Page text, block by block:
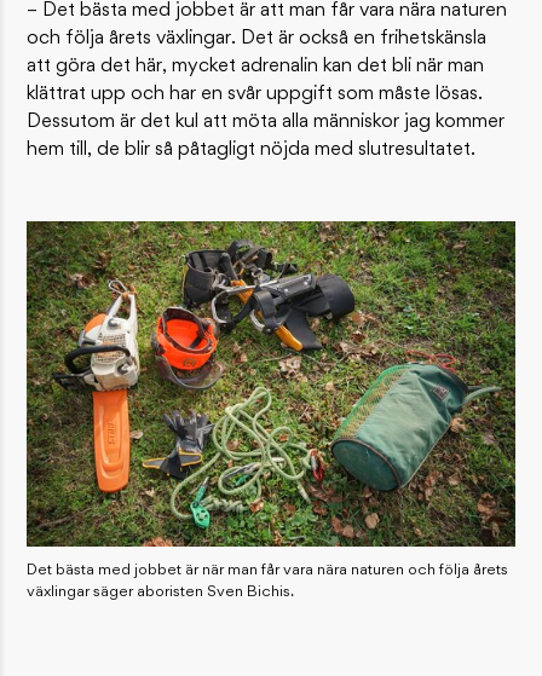
– Det bästa med jobbet är att man får vara nära naturen
och följa årets växlingar. Det är också en frihetskänsla
att göra det här, mycket adrenalin kan det bli när man
klättrat upp och har en svår uppgift som måste lösas.
Dessutom är det kul att möta alla människor jag kommer
hem till, de blir så påtagligt nöjda med slutresultatet.
Det bästa med jobbet är när man får vara nära naturen och följa årets
växlingar säger aboristen Sven Bichis.